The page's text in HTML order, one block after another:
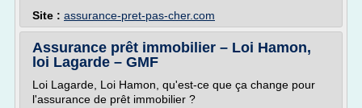
Site : assurance-pret-pas-cher.com
Assurance prêt immobilier – Loi Hamon,
loi Lagarde – GMF
Loi Lagarde, Loi Hamon, qu'est-ce que ça change pour
l'assurance de prêt immobilier ?